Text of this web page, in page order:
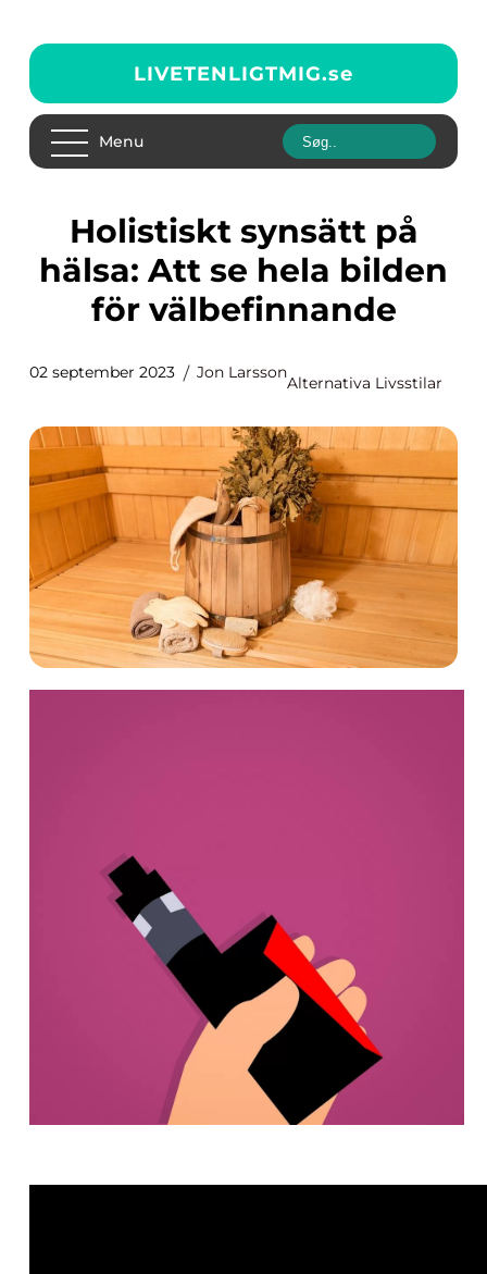
LIVETENLIGTMIG.se
Menu
Holistiskt synsätt på
hälsa: Att se hela bilden
för välbefinnande
02 september 2023 Jon Larsson
Alternativa Livsstilar